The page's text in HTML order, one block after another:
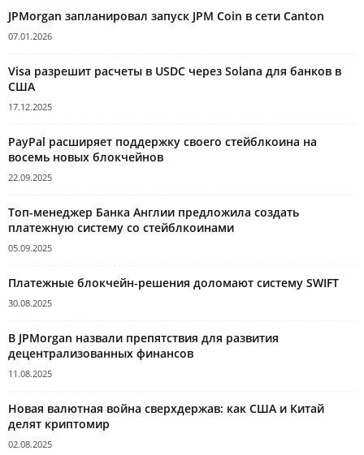
JPMorgan запланировал запуск JPM Coin в сети Canton
07.01.2026
Visa разрешит расчеты в USDC через Solana для банков в
США
17.12.2025
PayPal расширяет поддержку своего стейблкоина на
восемь новых блокчейнов
22.09.2025
Топ-менеджер Банка Англии предложила создать
платежную систему со стейблкоинами
05.09.2025
Платежные блокчейн-решения доломают систему SWIFT
30.08.2025
В JPMorgan назвали препятствия для развития
децентрализованных финансов
11.08.2025
Новая валютная война сверхдержав: как США и Китай
делят криптомир
02.08.2025